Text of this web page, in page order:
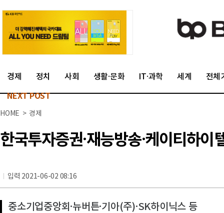
경제 정치 사회 생활·문화 IT·과학 세계 전체
NEXT POST
HOME > 경제
한국투자증권·재능방송·케이티하이
입력 2021-06-02 08:16
중소기업중앙회·뉴버튼·기아(주)·SK하이닉스 등